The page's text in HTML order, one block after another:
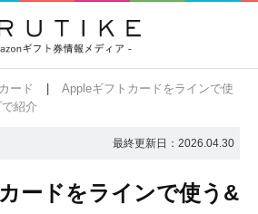
ード
Appleギフトカードをラインで使
紹介
最終更新日： 2026.04.30
ードをラインで使う&